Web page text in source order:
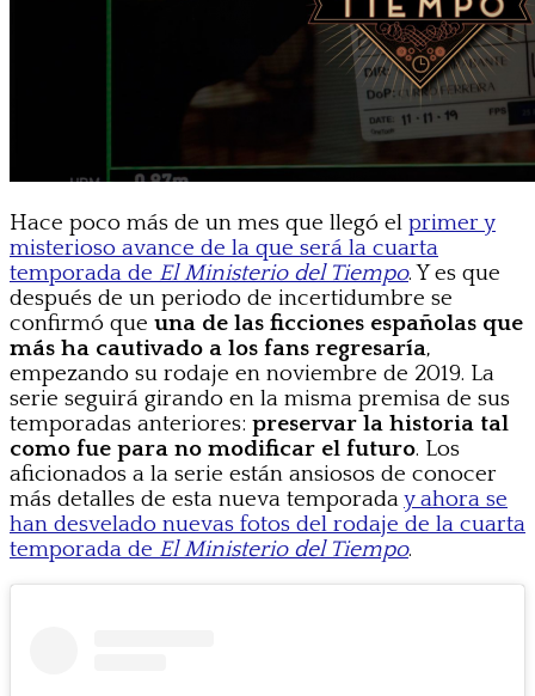
Hace poco más de un mes que llegó el primer y
misterioso avance de la que será la cuarta
temporada de El Ministerio del Tiempo. Y es que
después de un periodo de incertidumbre se
confirmó que una de las ficciones españolas que
más ha cautivado a los fans regresaría,
empezando su rodaje en noviembre de 2019. La
serie seguirá girando en la misma premisa de sus
temporadas anteriores: preservar la historia tal
como fue para no modificar el futuro. Los
aficionados a la serie están ansiosos de conocer
más detalles de esta nueva temporaday ahora se
han desvelado nuevas fotos del rodaje de la cuarta
temporada de El Ministerio del Tiempo.